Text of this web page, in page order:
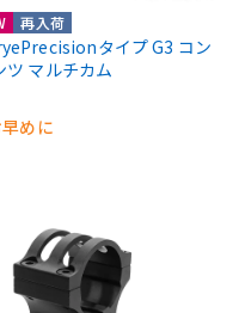
再入荷
タイプ G3 コン
ツ マルチカム
めに